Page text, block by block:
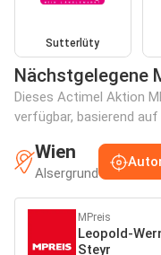
Sutterlüty
Nächstgelegene
Dieses Actimel Aktion
verfügbar, basierend
Wien
Alsergrund
MPreis
Leopold-
Steyr